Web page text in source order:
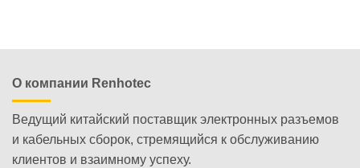
О компании Renhotec
Ведущий китайский поставщик электронных разъемов
и кабельных сборок, стремящийся к обслуживанию
клиентов и взаимному успеху.